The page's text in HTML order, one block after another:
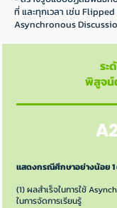
ที่ และทุกเวลา เช่น
Asynchronous
ระ
พิสูจน์
แสดงกรณีศึกษาอย่างน้อย
(1) ผลสำเร็จในการใช้
ในการจัดการเรียนรู้